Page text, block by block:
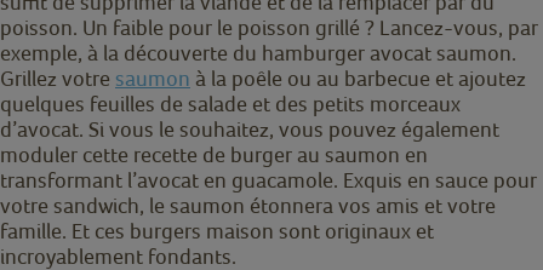
poisson. Un faible pour le poisson grillé ? Lancez-vous, par
exemple, à la découverte du hamburger avocat saumon.
Grillez votre saumon à la poêle ou au barbecue et ajoutez
quelques feuilles de salade et des petits morceaux
d’avocat. Si vous le souhaitez, vous pouvez également
moduler cette recette de burger au saumon en
transformant l’avocat en guacamole. Exquis en sauce pour
votre sandwich, le saumon étonnera vos amis et votre
famille. Et ces burgers maison sont originaux et
incroyablement fondants.